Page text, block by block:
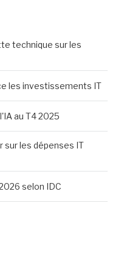
technique sur les
les investissements IT
au T4 2025
sur les dépenses IT
selon IDC